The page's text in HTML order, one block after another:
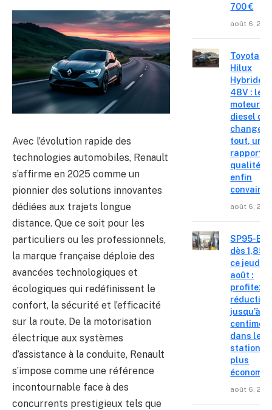
Avec l’évolution rapide des
technologies automobiles, Renault
s’affirme en 2025 comme un
pionnier des solutions innovantes
dédiées aux trajets longue
distance. Que ce soit pour les
particuliers ou les professionnels,
la marque française déploie des
avancées technologiques et
écologiques qui redéfinissent le
confort, la sécurité et l’efficacité
sur la route. De la motorisation
électrique aux systèmes
d’assistance à la conduite, Renault
s’impose comme une référence
incontournable face à des
concurrents prestigieux tels que
700 €
août 6,
Toyota
Hilux
Hybride
48V : le
moteur
diesel qui
change
tout, un
rapport
qualité-
enfin
août 6,
SP95-E10
dès 1,85
ce jeudi 6
août :
profitez
jusqu’à 15
centimes
dans les
stations
plus
août 6,